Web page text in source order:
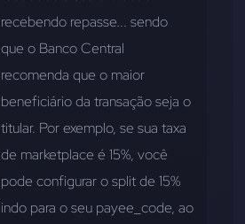
recebendo repasse... sendo
que o Banco Central
recomenda que o maior
beneficiário da transação seja o
titular. Por exemplo, se sua taxa
de marketplace é 15%, você
pode configurar o split de 15%
indo para o seu payee_code, ao